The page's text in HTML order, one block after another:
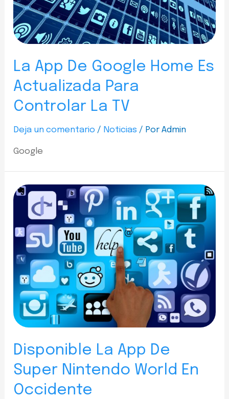
La App De Google Home Es
Actualizada Para
Controlar La TV
Deja un comentario / Noticias / PorAdmin
Google
Disponible La App De
Super Nintendo World En
Occidente